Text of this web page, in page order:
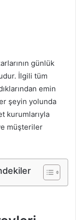
günlük
İlgili tüm
emin
şeyin yolunda
kurumlarıyla
müşteriler